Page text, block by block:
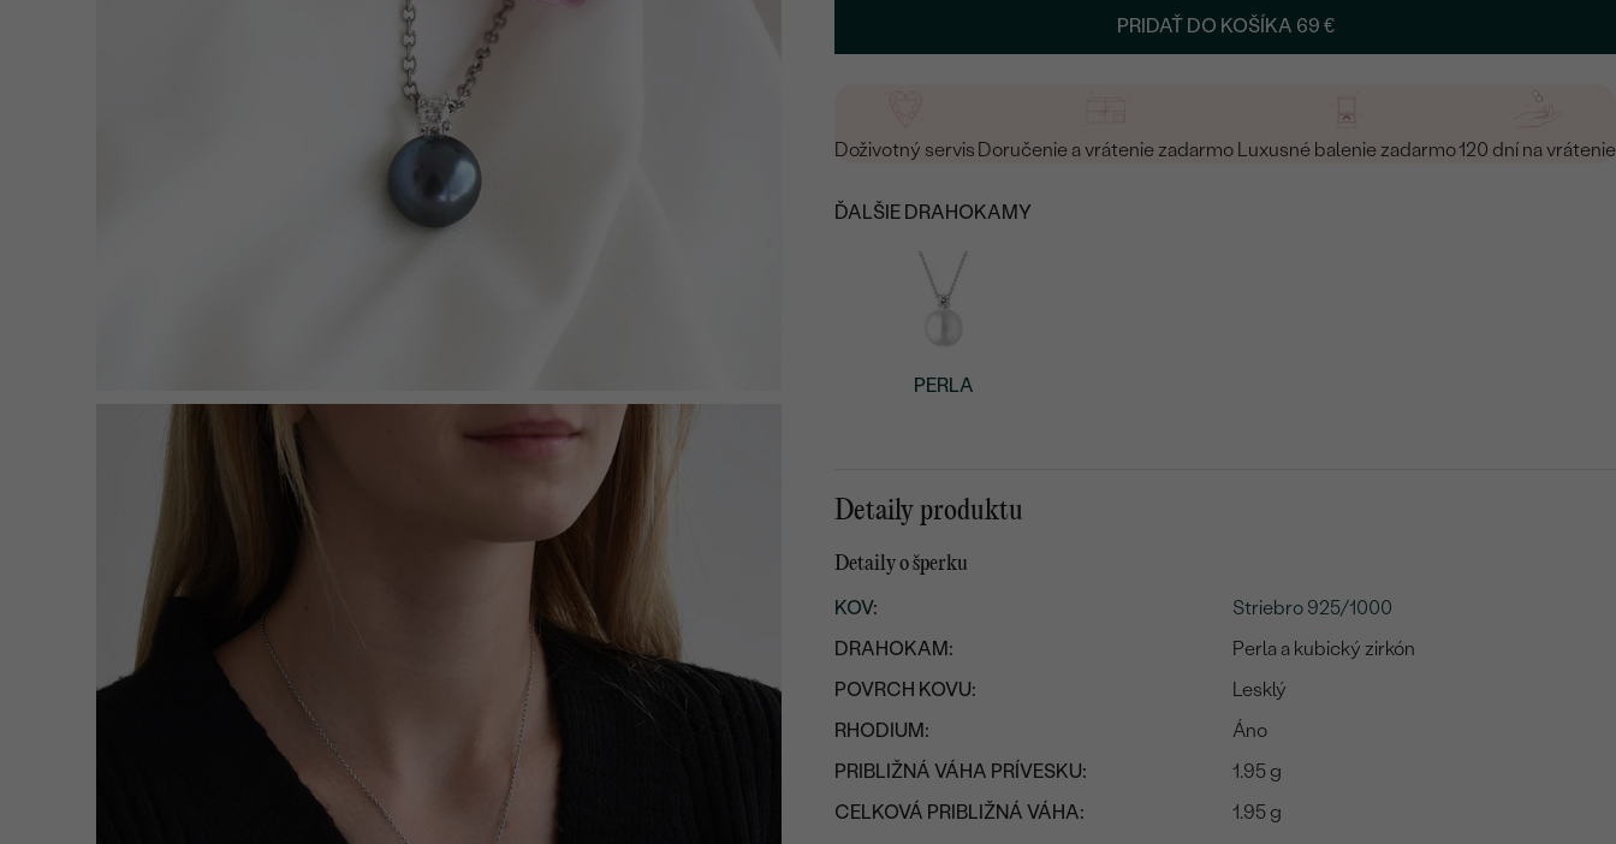
PRIDAŤ DO KOŠÍKA 69 €
Doživotný servis Doručenie a vrátenie zadarmo Luxusné balenie zadarmo120 dní na vrátenie
ĎALŠIE DRAHOKAMY
PERLA
Detaily produktu
Detaily o šperku
KOV:
Striebro 925/1000
DRAHOKAM:
Perla a kubický zirkón
POVRCH KOVU:
Lesklý
RHODIUM:
Áno
PRIBLIŽNÁ VÁHA PRÍVESKU:
1.95 g
CELKOVÁ PRIBLIŽNÁ VÁHA:
1.95 g